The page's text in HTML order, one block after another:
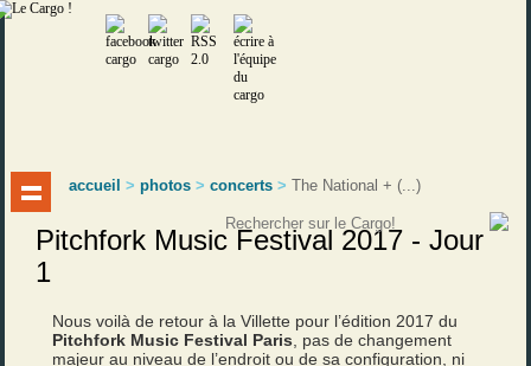
accueil >photos >concerts >The National + (...)
Pitchfork Music Festival 2017 - Jour
1
Nous voilà de retour à la Villette pour l’édition 2017 du
Pitchfork Music Festival Paris , pas de changement
majeur au niveau de l’endroit ou de sa configuration, ni